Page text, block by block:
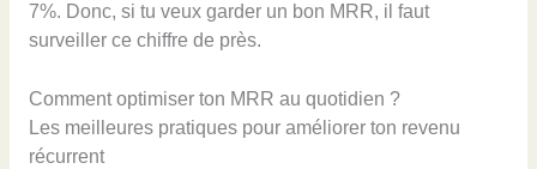
7%. Donc, si tu veux garder un bon MRR, il faut
surveiller ce chiffre de près.
Comment optimiser ton MRR au quotidien ?
Les meilleures pratiques pour améliorer ton revenu
récurrent